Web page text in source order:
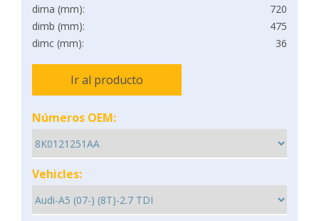
dima (mm):
720
dimb (mm):
475
dimc (mm):
36
Ir al producto
Números OEM:
Vehicles: